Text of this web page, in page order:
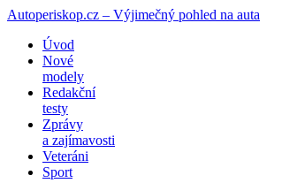
Autoperiskop.cz – Výjimečný pohled na auta
Přejít
obsahu
webu
Úvod
Nové
modely
Redakční
testy
Zprávy
a zajímavosti
Veteráni
Sport